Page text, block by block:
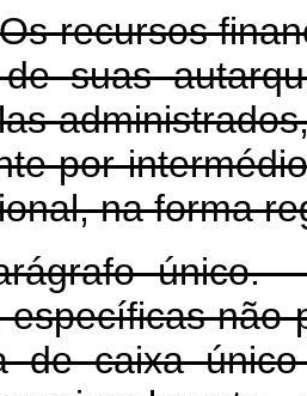
recursos
suas
por
na forma
único. Nos
específicas não
de caixa